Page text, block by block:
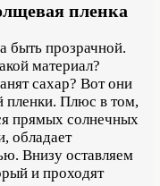
пленка
быть прозрачной.
материал?
сахар? Вот они
пленки. Плюс в том,
прямых солнечных
обладает
Внизу оставляем
и проходят